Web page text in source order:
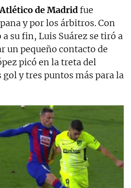
Atlético de Madridfue
y por los árbitros. Con
su fin, Luis Suárez se tiró a
un pequeño contacto de
picó en la treta del
gol y tres puntos más para la